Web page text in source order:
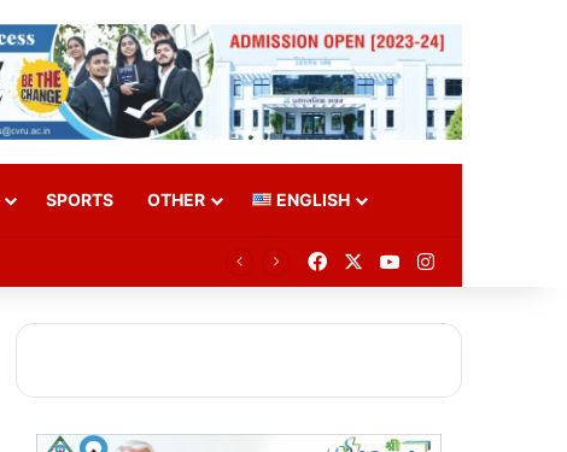
SPORTS OTHER ENGLISH
FacebookYouTubeInstagram